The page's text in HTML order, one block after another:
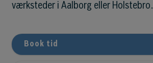
værksteder i Aalborg eller Holstebro.
Book tid